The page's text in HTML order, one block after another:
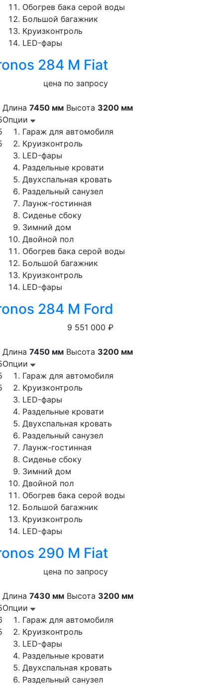
Обогрев бака серой воды
Большой багажник
Круизконтроль
LED-фары
284 M Fiat
цена по запросу
Длина 7450 мм Высота 3200 мм
Опции
Гараж для автомобиля
Круизконтроль
LED-фары
Раздельные кровати
Двухспальная кровать
Раздельный санузел
Лаунж-гостинная
Сиденье сбоку
Зимний дом
Двойной пол
Обогрев бака серой воды
Большой багажник
Круизконтроль
LED-фары
284 M Ford
9 551 000 ₽
Длина 7450 мм Высота 3200 мм
Опции
Гараж для автомобиля
Круизконтроль
LED-фары
Раздельные кровати
Двухспальная кровать
Раздельный санузел
Лаунж-гостинная
Сиденье сбоку
Зимний дом
Двойной пол
Обогрев бака серой воды
Большой багажник
Круизконтроль
LED-фары
290 M Fiat
цена по запросу
Длина 7430 мм Высота 3200 мм
Опции
Гараж для автомобиля
Круизконтроль
LED-фары
Раздельные кровати
Двухспальная кровать
Раздельный санузел